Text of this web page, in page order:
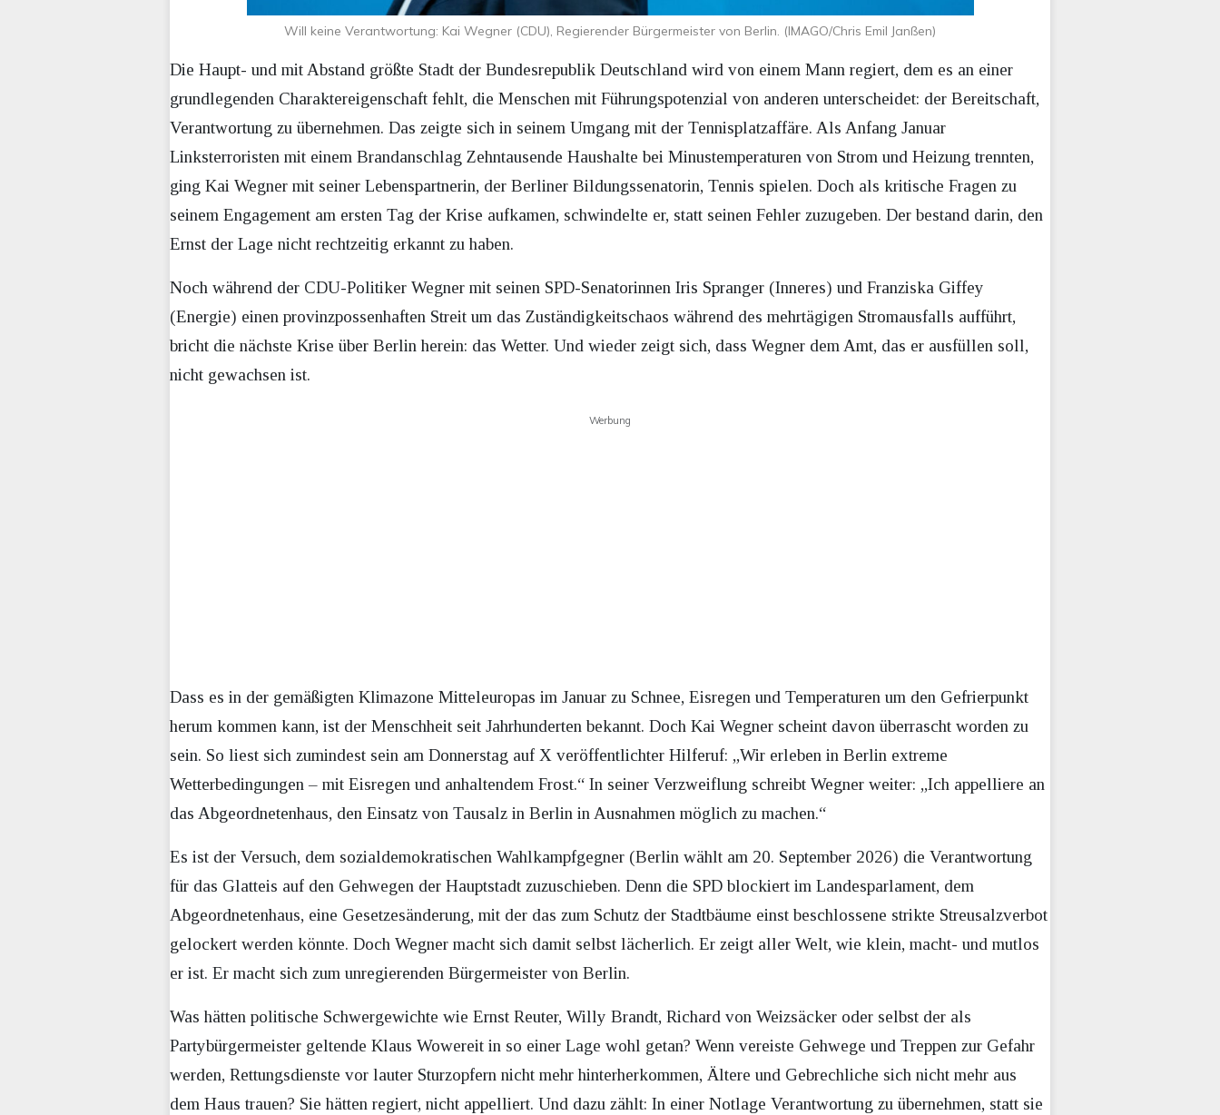
Will keine Verantwortung: Kai Wegner (CDU), Regierender Bürgermeister von Berlin. (IMAGO/Chris Emil Janßen)
Die Haupt- und mit Abstand größte Stadt der Bundesrepublik Deutschland wird von einem Mann regiert, dem es an einer
grundlegenden Charaktereigenschaft fehlt, die Menschen mit Führungspotenzial von anderen unterscheidet: der Bereitschaft,
Verantwortung zu übernehmen. Das zeigte sich in seinem Umgang mit der Tennisplatzaffäre. Als Anfang Januar
Linksterroristen mit einem Brandanschlag Zehntausende Haushalte bei Minustemperaturen von Strom und Heizung trennten,
ging Kai Wegner mit seiner Lebenspartnerin, der Berliner Bildungssenatorin, Tennis spielen. Doch als kritische Fragen zu
seinem Engagement am ersten Tag der Krise aufkamen, schwindelte er, statt seinen Fehler zuzugeben. Der bestand darin, den
Ernst der Lage nicht rechtzeitig erkannt zu haben.
Noch während der CDU-Politiker Wegner mit seinen SPD-Senatorinnen Iris Spranger (Inneres) und Franziska Giffey
(Energie) einen provinzpossenhaften Streit um das Zuständigkeitschaos während des mehrtägigen Stromausfalls aufführt,
bricht die nächste Krise über Berlin herein: das Wetter. Und wieder zeigt sich, dass Wegner dem Amt, das er ausfüllen soll,
nicht gewachsen ist.
Werbung
Dass es in der gemäßigten Klimazone Mitteleuropas im Januar zu Schnee, Eisregen und Temperaturen um den Gefrierpunkt
herum kommen kann, ist der Menschheit seit Jahrhunderten bekannt. Doch Kai Wegner scheint davon überrascht worden zu
sein. So liest sich zumindest sein am Donnerstag auf X veröffentlichter Hilferuf: „Wir erleben in Berlin extreme
Wetterbedingungen – mit Eisregen und anhaltendem Frost.“ In seiner Verzweiflung schreibt Wegner weiter: „Ich appelliere an
das Abgeordnetenhaus, den Einsatz von Tausalz in Berlin in Ausnahmen möglich zu machen.“
Es ist der Versuch, dem sozialdemokratischen Wahlkampfgegner (Berlin wählt am 20. September 2026) die Verantwortung
für das Glatteis auf den Gehwegen der Hauptstadt zuzuschieben. Denn die SPD blockiert im Landesparlament, dem
Abgeordnetenhaus, eine Gesetzesänderung, mit der das zum Schutz der Stadtbäume einst beschlossene strikte Streusalzverbot
gelockert werden könnte. Doch Wegner macht sich damit selbst lächerlich. Er zeigt aller Welt, wie klein, macht- und mutlos
er ist. Er macht sich zum unregierenden Bürgermeister von Berlin.
Was hätten politische Schwergewichte wie Ernst Reuter, Willy Brandt, Richard von Weizsäcker oder selbst der als
Partybürgermeister geltende Klaus Wowereit in so einer Lage wohl getan? Wenn vereiste Gehwege und Treppen zur Gefahr
werden, Rettungsdienste vor lauter Sturzopfern nicht mehr hinterherkommen, Ältere und Gebrechliche sich nicht mehr aus
dem Haus trauen? Sie hätten regiert, nicht appelliert. Und dazu zählt: In einer Notlage Verantwortung zu übernehmen, statt sie